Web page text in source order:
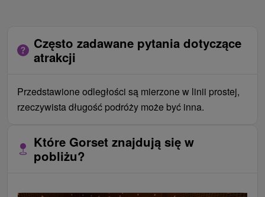
Często zadawane pytania dotyczące
atrakcji
Przedstawione odległości są mierzone w linii prostej,
rzeczywista długość podróży może być inna.
Które Gorset znajdują się w
pobliżu?